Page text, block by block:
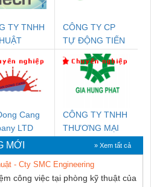
TY TNHH
CÔNG TY CP
TỰ ĐỘNG TIẾN
HƯNG
Cang
LTD
CÔNG TY TNHH
THƯƠNG MẠI
DỊCH VỤ KỸ
THUẬT ĐIỆN CƠ
GIA HƯNG
PHÁT
MỚI » Xem tất cả
- Cty SMC Engineering
công việc tại phòng kỹ thuật của